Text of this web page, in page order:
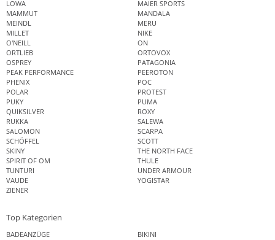
LOWA
MAIER SPORTS
MAMMUT
MANDALA
MEINDL
MERU
MILLET
NIKE
O'NEILL
ON
ORTLIEB
ORTOVOX
OSPREY
PATAGONIA
PEAK PERFORMANCE
PEEROTON
PHENIX
POC
POLAR
PROTEST
PUKY
PUMA
QUIKSILVER
ROXY
RUKKA
SALEWA
SALOMON
SCARPA
SCHÖFFEL
SCOTT
SKINY
THE NORTH FACE
SPIRIT OF OM
THULE
TUNTURI
UNDER ARMOUR
VAUDE
YOGISTAR
ZIENER
Top Kategorien
BADEANZÜGE
BIKINI